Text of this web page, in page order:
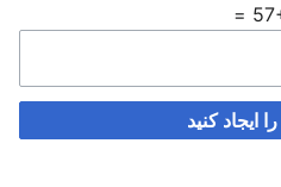
ایجاد کنید